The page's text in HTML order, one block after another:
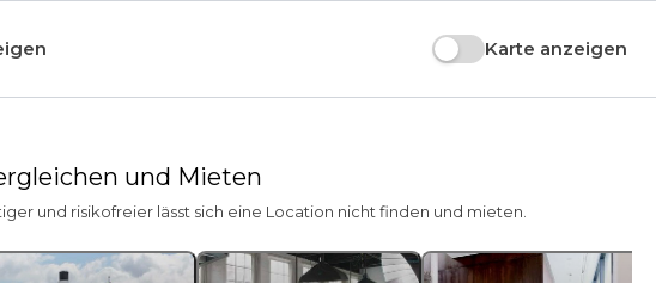
Karte anzeigen
und Mieten
und risikofreier lässt sich eine Location nicht finden und mieten.